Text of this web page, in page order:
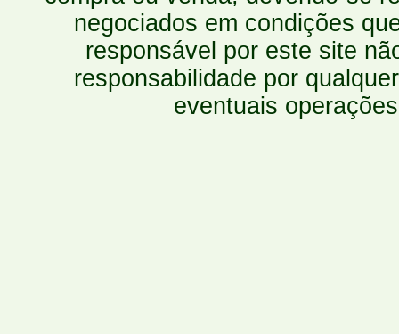
negociados em condições
responsável por este site
responsabilidade por
eventuais